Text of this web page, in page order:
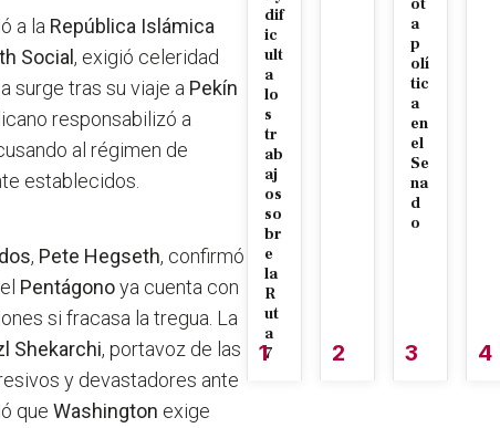
a la República Islámica
Social, exigió celeridad
surge tras su viaje a Pekín
responsabilizó a
al régimen de
establecidos.
, Pete Hegseth, confirmó
Pentágonoya cuenta con
si fracasa la tregua. La
Shekarchi, portavoz de las
y devastadores ante
queWashington exige
dif
ic
ult
a
lo
s
tr
ab
aj
os
so
br
e
la
R
ut
a
7
1 2
ot
a
p
olí
tic
a
en
el
Se
na
d
o
3 4